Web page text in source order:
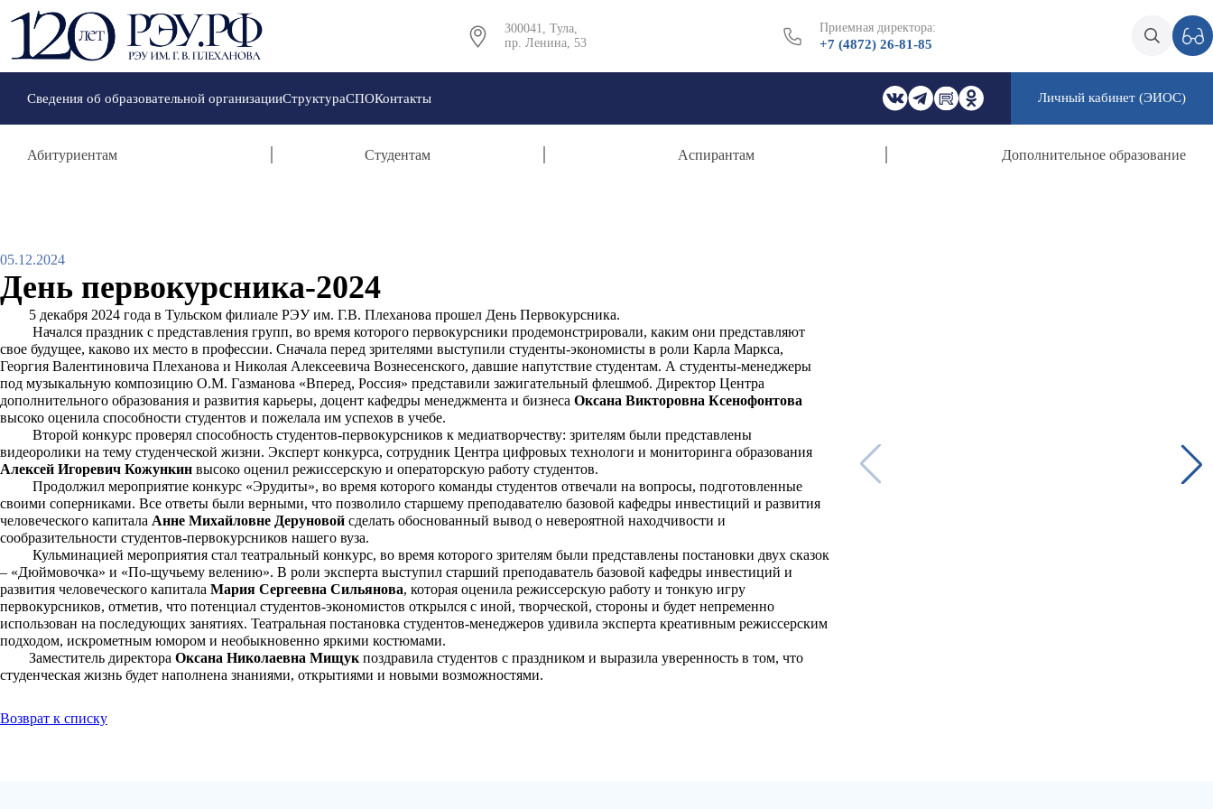
300041, Тула,
пр. Ленина, 53
Приемная директора:
+7 (4872) 26-81-85
Сведения об образовательной организацииСтруктураСПОКонтакты Личный кабинет (ЭИОС)
Абитуриентам Студентам Аспирантам Дополнительное образование
05.12.2024
День первокурсника-2024
5 декабря 2024 года в Тульском филиале РЭУ им. Г.В. Плеханова прошел День Первокурсника.
Начался праздник с представления групп, во время которого первокурсники продемонстрировали, каким они представляют
свое будущее, каково их место в профессии. Сначала перед зрителями выступили студенты-экономисты в роли Карла Маркса,
Георгия Валентиновича Плеханова и Николая Алексеевича Вознесенского, давшие напутствие студентам. А студенты-менеджеры
под музыкальную композицию О.М. Газманова «Вперед, Россия» представили зажигательный флешмоб. Директор Центра
дополнительного образования и развития карьеры, доцент кафедры менеджмента и бизнеса Оксана Викторовна Ксенофонтова
высоко оценила способности студентов и пожелала им успехов в учебе.
Второй конкурс проверял способность студентов-первокурсников к медиатворчеству: зрителям были представлены
видеоролики на тему студенческой жизни. Эксперт конкурса, сотрудник Центра цифровых технологи и мониторинга образования
Алексей Игоревич Кожункин высоко оценил режиссерскую и операторскую работу студентов.
Продолжил мероприятие конкурс «Эрудиты», во время которого команды студентов отвечали на вопросы, подготовленные
своими соперниками. Все ответы были верными, что позволило старшему преподавателю базовой кафедры инвестиций и развития
человеческого капитала Анне Михайловне Деруновой сделать обоснованный вывод о невероятной находчивости и
сообразительности студентов-первокурсников нашего вуза.
Кульминацией мероприятия стал театральный конкурс, во время которого зрителям были представлены постановки двух сказок
– «Дюймовочка» и «По-щучьему велению». В роли эксперта выступил старший преподаватель базовой кафедры инвестиций и
развития человеческого капитала Мария Сергеевна Сильянова, которая оценила режиссерскую работу и тонкую игру
первокурсников, отметив, что потенциал студентов-экономистов открылся с иной, творческой, стороны и будет непременно
использован на последующих занятиях. Театральная постановка студентов-менеджеров удивила эксперта креативным режиссерским
подходом, искрометным юмором и необыкновенно яркими костюмами.
Заместитель директора Оксана Николаевна Мищук поздравила студентов с праздником и выразила уверенность в том, что
студенческая жизнь будет наполнена знаниями, открытиями и новыми возможностями.
Возврат к списку